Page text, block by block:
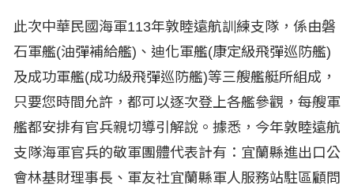
此次中華民國海軍113年敦睦遠航訓練支隊，係由磐
石軍艦(油彈補給艦)、迪化軍艦(康定級飛彈巡防艦)
及成功軍艦(成功級飛彈巡防艦)等三艘艦艇所組成，
只要您時間允許，都可以逐次登上各艦參觀，每艘軍
艦都安排有官兵親切導引解說。據悉，今年敦睦遠航
支隊海軍官兵的敬軍團體代表計有：宜蘭縣進出口公
會林基財理事長、軍友社宜蘭縣軍人服務站駐區顧問